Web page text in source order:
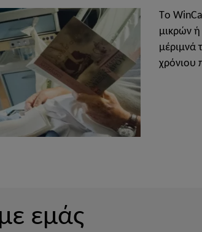
Tο
μικρών
μέριμνά
χρόνιου
εμάς